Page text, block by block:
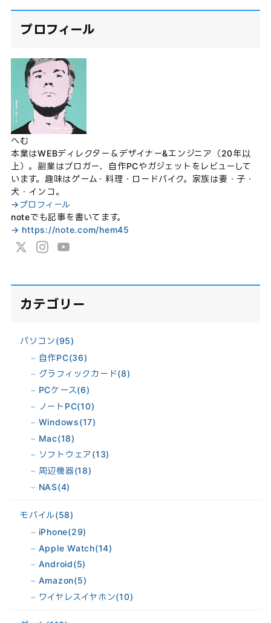
プロフィール
へむ
本業はWEBディレクター＆デザイナー&エンジニア（20年以
上）。副業はブロガー、自作PCやガジェットをレビューして
います。趣味はゲーム・料理・ロードバイク。家族は妻・子・
犬・インコ。
→プロフィール
noteでも記事を書いてます。
→ https://note.com/hem45
カテゴリー
パソコン(95)
自作PC(36)
グラフィックカード(8)
PCケース(6)
ノートPC(10)
Windows(17)
Mac(18)
ソフトウェア (13)
周辺機器(18)
NAS(4)
モバイル(58)
iPhone(29)
Apple Watch(14)
Android(5)
Amazon(5)
ワイヤレスイヤホン(10)